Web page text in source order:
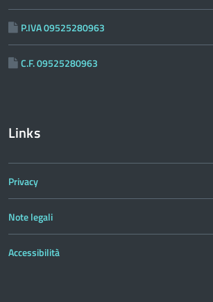
P.IVA 09525280963
C.F. 09525280963
Links
Privacy
Note legali
Accessibilità